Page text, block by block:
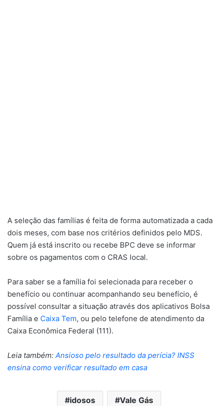
A seleção das famílias é feita de forma automatizada a cada
dois meses, com base nos critérios definidos pelo MDS.
Quem já está inscrito ou recebe BPC deve se informar
sobre os pagamentos com o CRAS local.
Para saber se a família foi selecionada para receber o
benefício ou continuar acompanhando seu benefício, é
possível consultar a situação através dos aplicativos Bolsa
Família e Caixa Tem, ou pelo telefone de atendimento da
Caixa Econômica Federal (111).
Leia também: Ansioso pelo resultado da perícia? INSS
ensina como verificar resultado em casa
idosos Vale Gás